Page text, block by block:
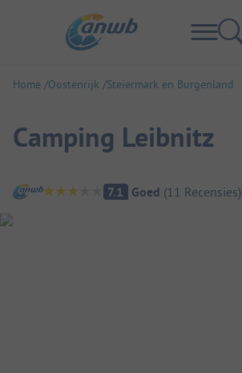
Home Oostenrijk Steiermark en Burgenland
Camping Leibnitz
Camping overzicht
7.1 Goed (11 Recensies)